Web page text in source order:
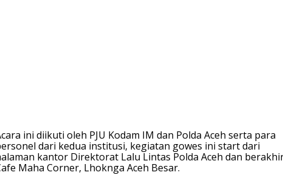
ini diikuti oleh PJU Kodam IM dan Polda Aceh serta para
dari kedua institusi, kegiatan gowes ini start dari
kantor Direktorat Lalu Lintas Polda Aceh dan
Maha Corner, Lhoknga Aceh Besar.